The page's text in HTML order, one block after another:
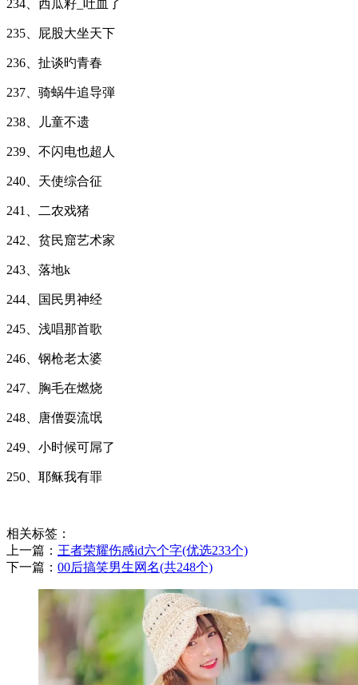
234、西瓜籽_吐血了
235、屁股大坐天下
236、扯谈旳青春
237、骑蜗牛追导弾
238、儿童不遗
239、不闪电也超人
240、天使综合征
241、二农戏猪
242、贫民窟艺术家
243、落地k
244、国民男神经
245、浅唱那首歌
246、钢枪老太婆
247、胸毛在燃烧
248、唐僧耍流氓
249、小时候可屌了
250、耶稣我有罪
相关标签：
上一篇： ​王者荣耀伤感id六个字(优选233个)
下一篇： ​00后搞笑男生网名(共248个)